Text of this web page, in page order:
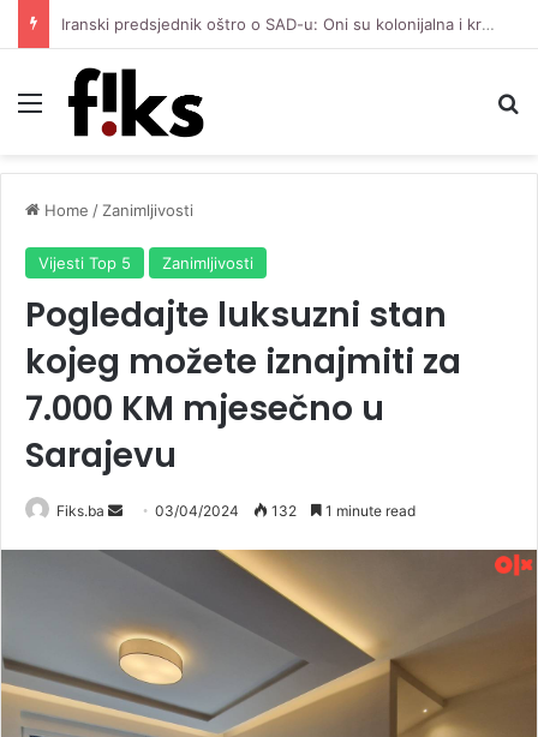
Iranski predsjednik oštro o SAD-u: Oni su kolonijalna i kriminalna država, natjerali smo ih na diplomatiju
Menu
Home / Zanimljivosti
Vijesti Top 5 Zanimljivosti
Pogledajte luksuzni stan
kojeg možete iznajmiti za
7.000 KM mjesečno u
Sarajevu
Fiks.ba
Send
email
03/04/2024 132 1 minute read